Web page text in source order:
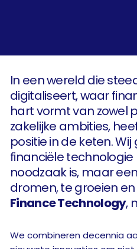
In een wereld die
digitaliseert, waar
hart vormt van zowel
zakelijke ambities,
positie in de keten.
financiële technologie
noodzaak is, maar
dromen, te groeien
Finance Technology,
We combineren decennia